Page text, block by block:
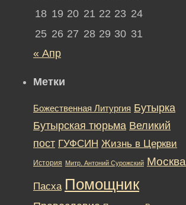
18 19 20 21 22 23 24
25 26 27 28 29 30 31
« Апр
Метки
Божественная Литургия Бутырка
Бутырская тюрьма Великий
пост ГУФСИН Жизнь в Церкви
История Митр. Антоний Сурожский Москва
Пасха Помощник